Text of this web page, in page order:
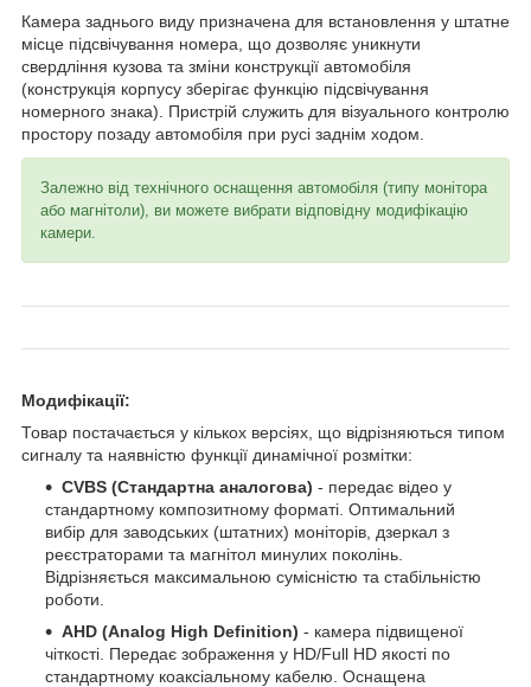
Камера заднього виду призначена для встановлення у штатне
місце підсвічування номера, що дозволяє уникнути
свердління кузова та зміни конструкції автомобіля
(конструкція корпусу зберігає функцію підсвічування
номерного знака). Пристрій служить для візуального контролю
простору позаду автомобіля при русі заднім ходом.
Залежно від технічного оснащення автомобіля (типу монітора
або магнітоли), ви можете вибрати відповідну модифікацію
камери.
Модифікації:
Товар постачається у кількох версіях, що відрізняються типом
сигналу та наявністю функції динамічної розмітки:
CVBS (Стандартна аналогова) - передає відео у
стандартному композитному форматі. Оптимальний
вибір для заводських (штатних) моніторів, дзеркал з
реєстраторами та магнітол минулих поколінь.
Відрізняється максимальною сумісністю та стабільністю
роботи.
AHD (Analog High Definition) - камера підвищеної
чіткості. Передає зображення у HD/Full HD якості по
стандартному коаксіальному кабелю. Оснащена